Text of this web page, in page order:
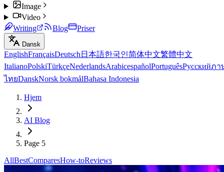
Image
Video
Writing
Blog Priser
Dansk
EnglishFrançaisDeutsch 日本語한국인简体中文繁體中文
ItalianoPolskiTürkçeNederlandsArabicespañolPortuguêsРусскийภา
ไทยDanskNorsk bokmålBahasa Indonesia
Hjem
AI Blog
Page 5
AllBestComparesHow-toReviews